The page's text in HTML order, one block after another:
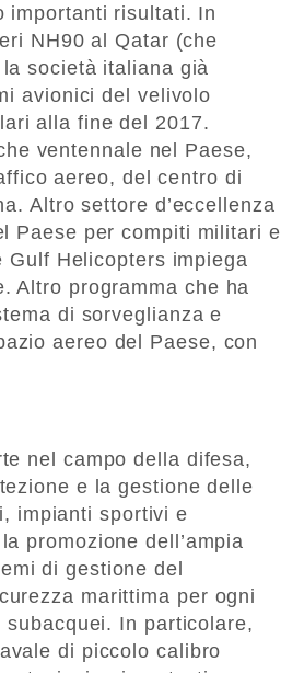
importanti risultati. In
NH90 al Qatar (che
società italiana già
avionici del velivolo
alla fine del 2017.
ventennale nel Paese,
aereo, del centro di
Altro settore d’eccellenza
Paese per compiti militari e
Helicopters impiega
Altro programma che ha
di sorveglianza e
aereo del Paese, con
nel campo della difesa,
e la gestione delle
impianti sportivi e
promozione dell’ampia
di gestione del
marittima per ogni
In particolare,
di piccolo calibro